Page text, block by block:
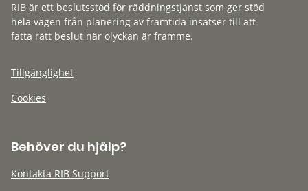
RIB är ett beslutsstöd för räddningstjänst som ger stöd
hela vägen från planering av framtida insatser till att
fatta rätt beslut när olyckan är framme.
Tillgänglighet
Cookies
Behöver du hjälp?
Kontakta RIB Support